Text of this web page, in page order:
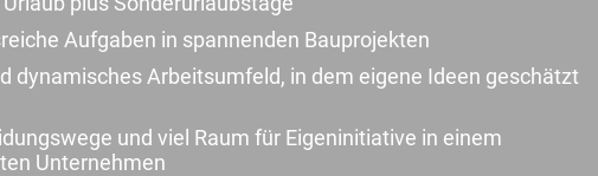
Aufgaben in spannenden Bauprojekten
dynamisches Arbeitsumfeld, in dem eigene Ideen geschätzt
und viel Raum für Eigeninitiative in einem
Unternehmen